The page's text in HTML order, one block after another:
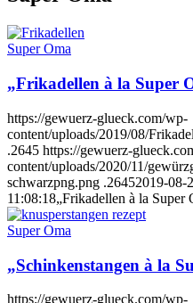
Super Oma
„Frikadellen à la Super
https://gewuerz-glueck.com/wp-
content/uploads/2019/08/
.2645 https://gewuerz-
content/uploads/2020/11/
schwarzpng.png .26452019-08-
11:08:18„Frikadellen à la Super
Super Oma
„Schinkenstangen à la
https://gewuerz-glueck.com/wp-